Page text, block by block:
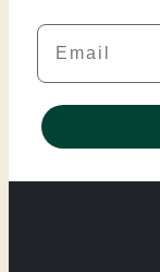
Email